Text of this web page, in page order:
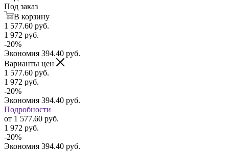
Под заказ
В корзину
1 577.60 руб.
1 972 руб.
-20%
Экономия 394.40 руб.
Варианты цен
1 577.60 руб.
1 972 руб.
-20%
Экономия 394.40 руб.
Подробности
от 1 577.60 руб.
1 972 руб.
-20%
Экономия 394.40 руб.